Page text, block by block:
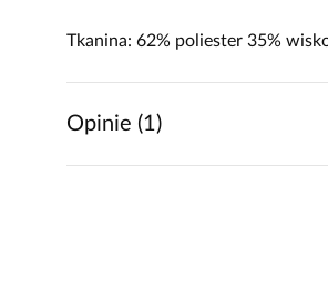
Tkanina: 62% poliester 35%
Opinie (1)